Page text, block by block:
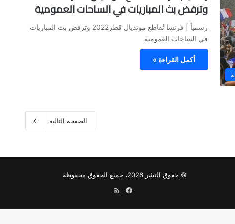
وترفض بث المباريات في الساحات العمومية
رسمياً | فرنسا تُقاطع مونديال قطر2022 وترفض بث المباريات
في الساحات العمومية
أكمل القراءة »
الصفحة التالية
© حقوق النشر 2026، جميع الحقوق محفوظة
فيسبوكملخص